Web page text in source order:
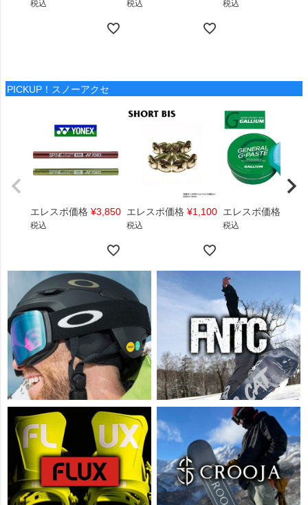
税込 税込 税込
PICKUP！スノーアクセ
エレスポ価格 ¥3,850
税込
エレスポ価格 ¥1,100
税込
エレスポ価格
税込